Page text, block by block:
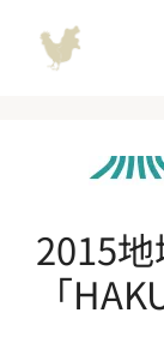
2015
「